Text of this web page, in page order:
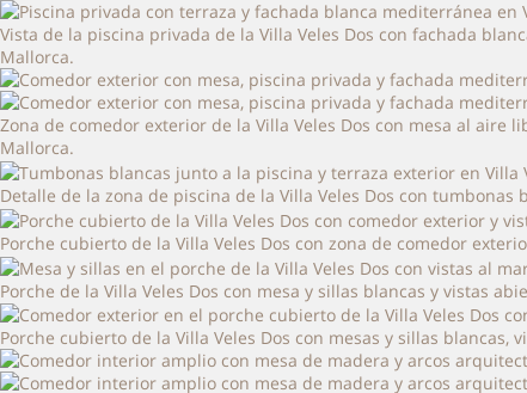
Vista de la piscina privada de la Villa Veles Dos con fachada
Mallorca.
Zona de comedor exterior de la Villa Veles Dos con mesa al
Mallorca.
Detalle de la zona de piscina de la Villa Veles Dos con
Porche cubierto de la Villa Veles Dos con zona de comedor
Porche de la Villa Veles Dos con mesa y sillas blancas y vistas
Porche cubierto de la Villa Veles Dos con mesas y sillas